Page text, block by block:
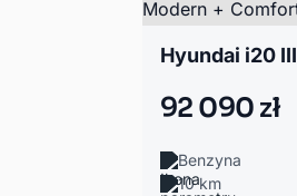
92 090 zł
Benzyna
10 km